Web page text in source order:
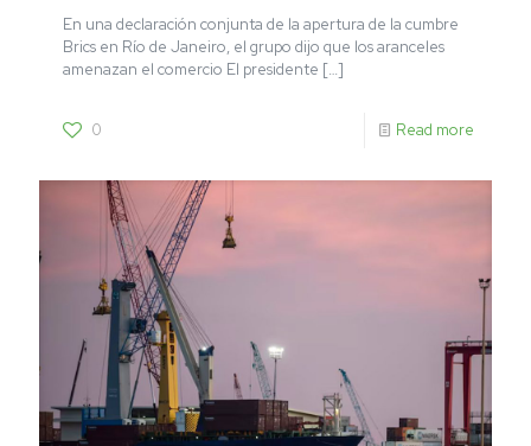
En una declaración conjunta de la apertura de la cumbre
Brics en Río de Janeiro, el grupo dijo que los aranceles
amenazan el comercio El presidente […]
0 Read more